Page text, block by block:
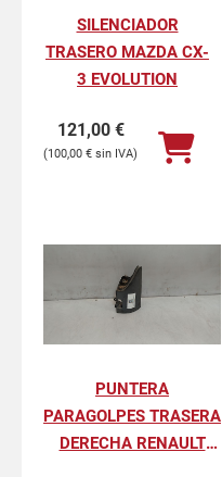
SILENCIADOR
TRASERO MAZDA CX-
3 EVOLUTION
121,00 €
100,00 €
PUNTERA
PARAGOLPES TRASERA
DERECHA RENAULT